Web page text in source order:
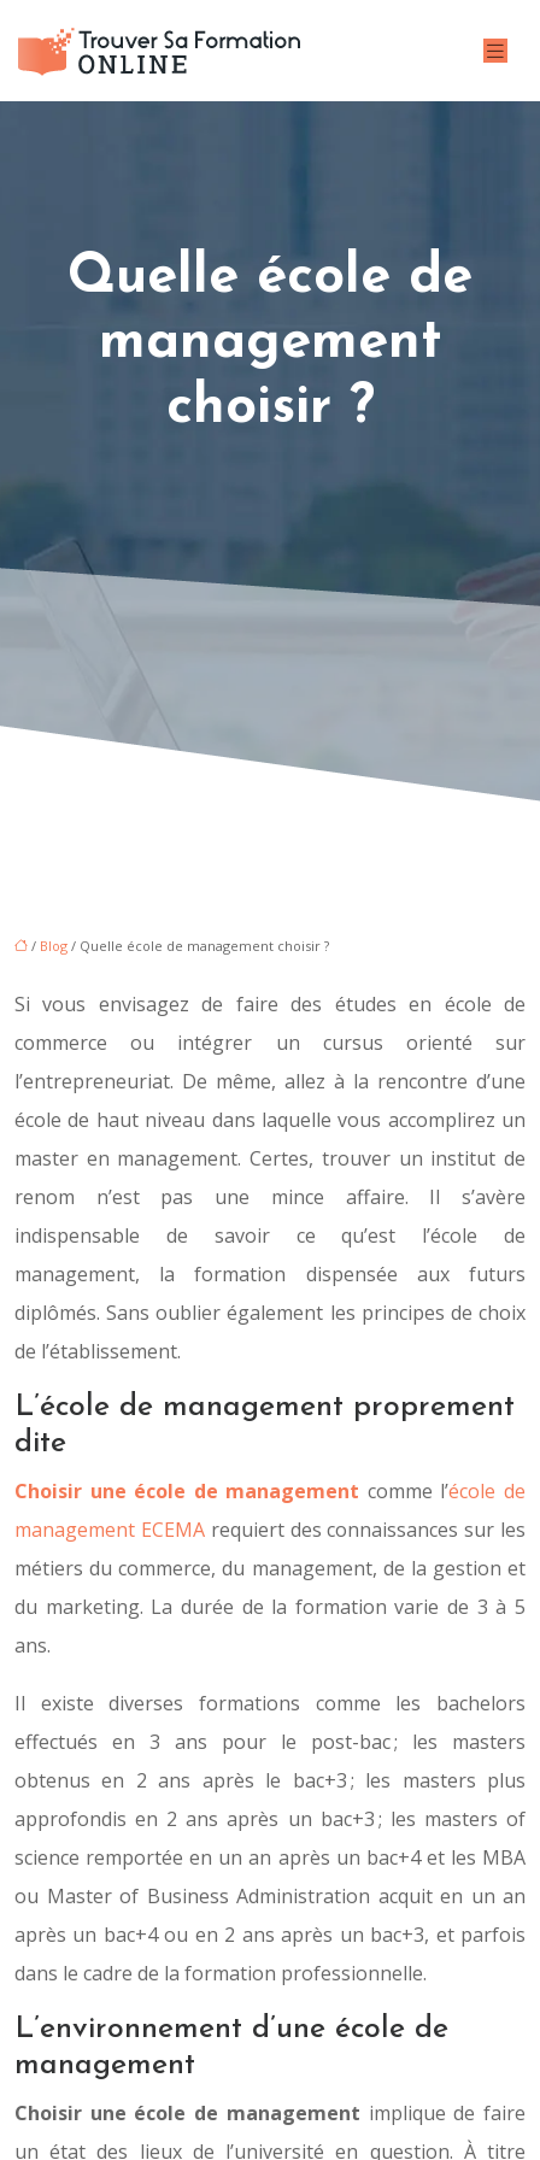
Quelle école de
management
choisir ?
/ Blog / Quelle école de management choisir ?
Si vous envisagez de faire des études en école de
commerce ou intégrer un cursus orienté sur
l’entrepreneuriat. De même, allez à la rencontre d’une
école de haut niveau dans laquelle vous accomplirez un
master en management. Certes, trouver un institut de
renom n’est pas une mince affaire. Il s’avère
indispensable de savoir ce qu’est l’école de
management, la formation dispensée aux futurs
diplômés. Sans oublier également les principes de choix
de l’établissement.
L’école de management proprement
dite
Choisir une école de management comme l’école de
management ECEMArequiert des connaissances sur les
métiers du commerce, du management, de la gestion et
du marketing. La durée de la formation varie de 3 à 5
ans.
Il existe diverses formations comme les bachelors
effectués en 3 ans pour le post-bac ; les masters
obtenus en 2 ans après le bac+3 ; les masters plus
approfondis en 2 ans après un bac+3 ; les masters of
science remportée en un an après un bac+4 et les MBA
ou Master of Business Administration acquit en un an
après un bac+4 ou en 2 ans après un bac+3, et parfois
dans le cadre de la formation professionnelle.
L’environnement d’une école de
management
Choisir une école de management implique de faire
un état des lieux de l’université en question. À titre